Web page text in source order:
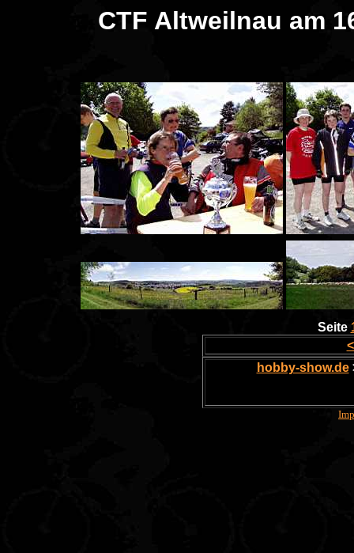
CTF Altweilnau am
Seite
hobby-show.de